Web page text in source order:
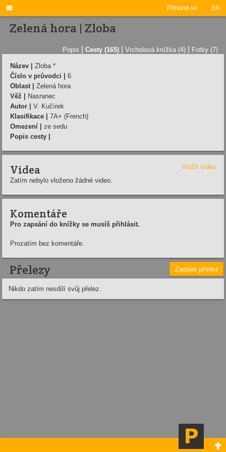
Přihlásit se EN

Zelená hora | Zloba
Popis Cesty (165) Vrcholová knížka (4) Fotky (7)
Název |
Zloba *
Číslo v průvodci |
6
Oblast |
Zelená hora
Věž |
Nasranec
Autor |
V. Kučírek
Klasifikace |
7A+ (French)
Omezení |
ze sedu
Popis cesty |
Videa
Vložit video
Zatím nebylo vloženo žádné video.
Komentáře
Pro zapsání do knížky se musíš přihlásit.
Prozatím bez komentáře.
Přelezy Zapsat přelez
Nikdo zatím nesdílí svůj přelez.
